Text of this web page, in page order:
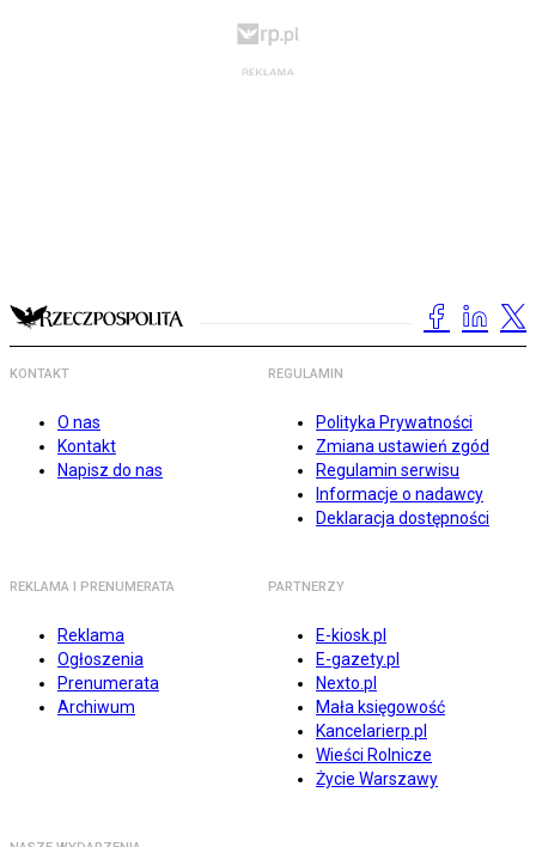
KONTAKT
O nas
Kontakt
Napisz do nas
REGULAMIN
Polityka Prywatności
Zmiana ustawień zgód
Regulamin serwisu
Informacje o nadawcy
Deklaracja dostępności
REKLAMA I PRENUMERATA
Reklama
Ogłoszenia
Prenumerata
Archiwum
PARTNERZY
E-kiosk.pl
E-gazety.pl
Nexto.pl
Mała księgowość
Kancelarierp.pl
Wieści Rolnicze
Życie Warszawy